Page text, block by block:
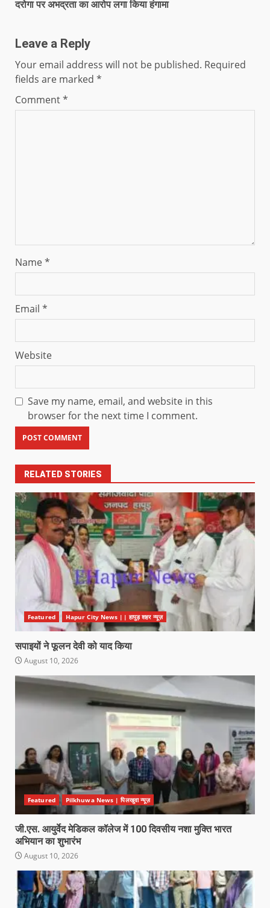
दरोगा पर अभद्रता का आरोप लगा किया हंगामा
Leave a Reply
Your email address will not be published. Required
fields are marked *
Comment*
Name*
Email *
Website
Save my name, email, and website in this
browser for the next time I comment.
RELATED STORIES
Featured Hapur City News || हापुड़ शहर न्यूज़
सपाइयों ने फूलन देवी को याद किया
August 10, 2026
Featured Pilkhuwa News | पिलखुवा न्यूज़
जी.एस. आयुर्वेद मेडिकल कॉलेज में 100 दिवसीय नशा मुक्ति भारत
अभियान का शुभारंभ
August 10, 2026